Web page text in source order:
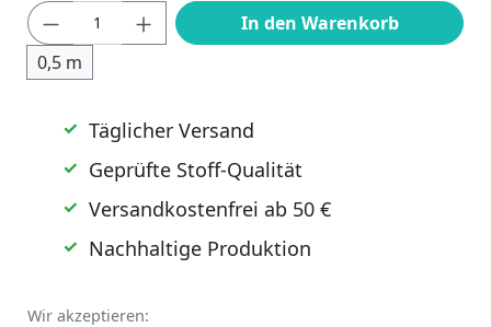
Produkt Anzahl: Gib den gewünschten
0,5 m
In den Warenkorb
Täglicher Versand
Geprüfte Stoff-Qualität
Versandkostenfrei ab 50 €
Nachhaltige Produktion
Wir akzeptieren: